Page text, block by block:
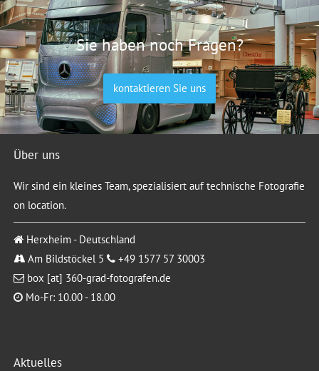
Sie haben noch Fragen?
kontaktieren Sie uns
Über uns
Wir sind ein kleines Team, spezialisiert auf technische Fotografie
on location.
Herxheim - Deutschland
Am Bildstöckel 5
+49 1577 57 30003
box [at] 360-grad-fotografen.de
Mo-Fr: 10.00 - 18.00
Aktuelles